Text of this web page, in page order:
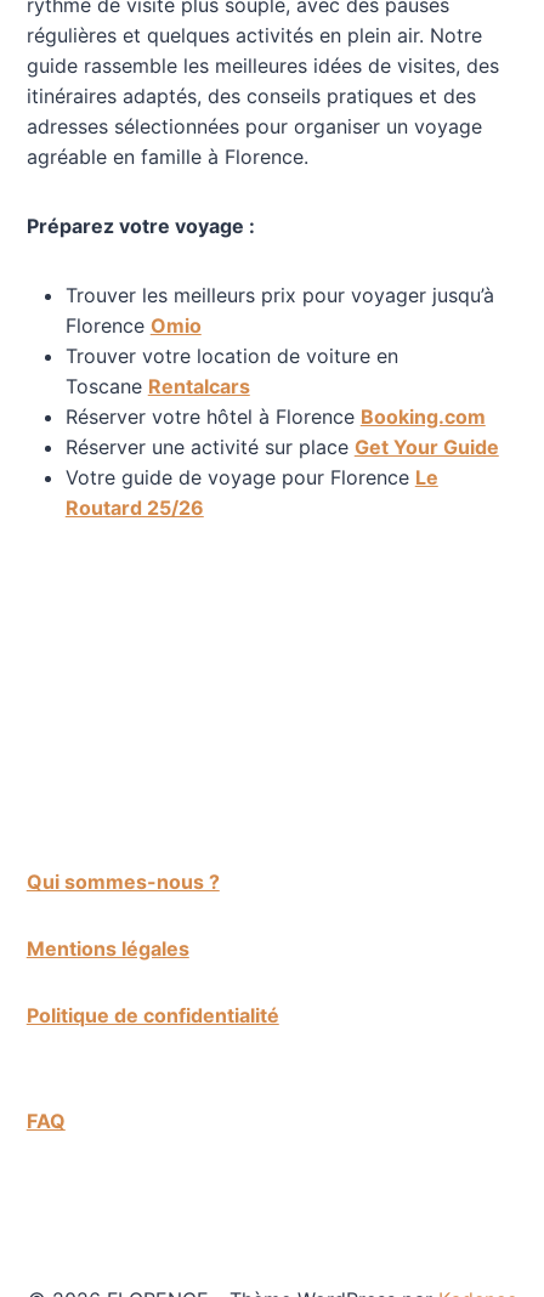
régulières et quelques activités en plein air. Notre
guide rassemble les meilleures idées de visites, des
itinéraires adaptés, des conseils pratiques et des
adresses sélectionnées pour organiser un voyage
agréable en famille à Florence.
Préparez votre voyage :
Trouver les meilleurs prix pour voyager jusqu’à
Florence Omio
Trouver votre location de voiture en
Toscane Rentalcars
Réserver votre hôtel à Florence Booking.com
Réserver une activité sur place Get Your Guide
Votre guide de voyage pour Florence Le
Routard 25/26
Qui sommes-nous ?
Mentions légales
Politique de confidentialité
FAQ